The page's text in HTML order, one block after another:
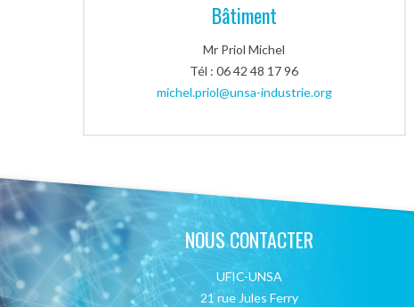
Bâtiment
Mr Priol Michel
Tél : 06 42 48 17 96
michel.priol@unsa-industrie.org
NOUS CONTACTER
UFIC-UNSA
21 rue Jules Ferry